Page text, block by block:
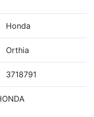
Honda
Orthia
3718791